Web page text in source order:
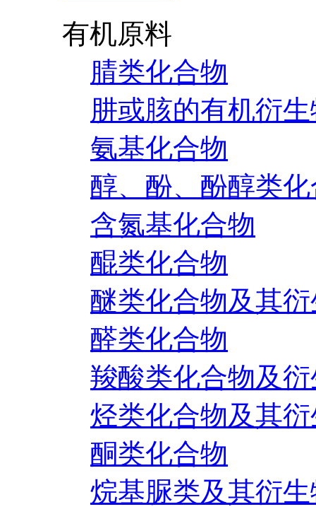
有机原料
腈类化合物
肼或胲的有机衍
氨基化合物
醇、酚、酚醇类
含氮基化合物
醌类化合物
醚类化合物及其
醛类化合物
羧酸类化合物及
烃类化合物及其
酮类化合物
烷基脲类及其衍